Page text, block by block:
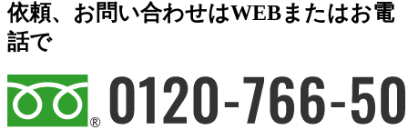
依頼、お問い合わせはWEBまたはお電
話で